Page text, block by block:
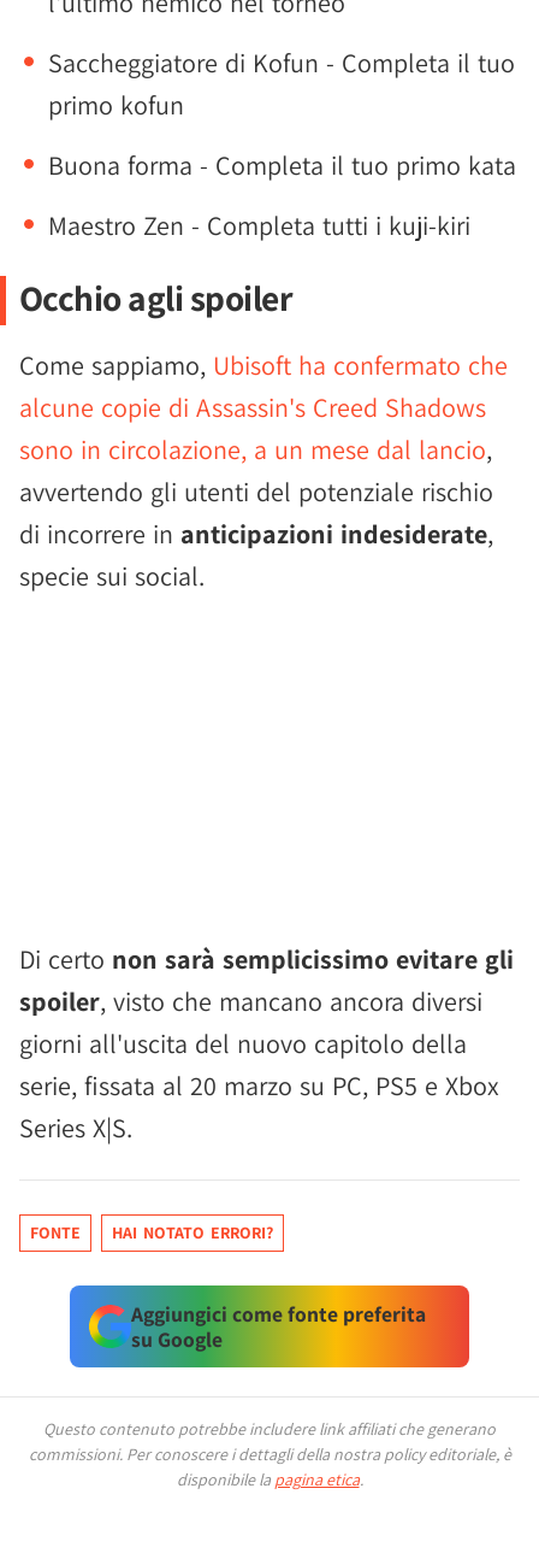
Saccheggiatore di Kofun - Completa il tuo
primo kofun
Buona forma - Completa il tuo primo kata
Maestro Zen - Completa tutti i kuji-kiri
Occhio agli spoiler
Come sappiamo, Ubisoft ha confermato che
alcune copie di Assassin's Creed Shadows
sono in circolazione, a un mese dal lancio,
avvertendo gli utenti del potenziale rischio
di incorrere in anticipazioni indesiderate,
specie sui social.
Di certo non sarà semplicissimo evitare gli
spoiler, visto che mancano ancora diversi
giorni all'uscita del nuovo capitolo della
serie, fissata al 20 marzo su PC, PS5 e Xbox
Series X|S.
FONTE HAI NOTATO ERRORI?
Aggiungici come fonte preferita
su Google
Questo contenuto potrebbe includere link affiliati che generano
commissioni. Per conoscere i dettagli della nostra policy editoriale, è
disponibile la pagina etica.